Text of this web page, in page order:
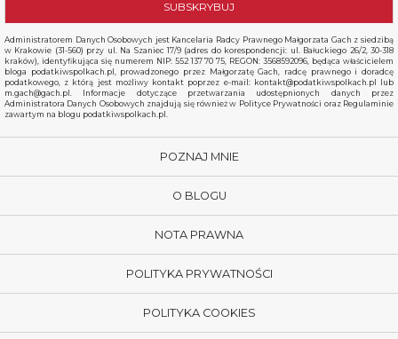
Administratorem Danych Osobowych jest Kancelaria Radcy Prawnego Małgorzata Gach z siedzibą
w Krakowie (31-560) przy ul. Na Szaniec 17/9 (adres do korespondencji: ul. Bałuckiego 26/2, 30-318
kraków), identyfikująca się numerem NIP: 552 137 70 75, REGON: 3568592096, będąca właścicielem
bloga podatkiwspolkach.pl, prowadzonego przez Małgorzatę Gach, radcę prawnego i doradcę
podatkowego, z którą jest możliwy kontakt poprzez e-mail: kontakt@podatkiwspolkach.pl lub
m.gach@gach.pl. Informacje dotyczące przetwarzania udostępnionych danych przez
Administratora Danych Osobowych znajdują się również w Polityce Prywatności oraz Regulaminie
zawartym na blogu podatkiwspolkach.pl.
POZNAJ MNIE
O BLOGU
NOTA PRAWNA
POLITYKA PRYWATNOŚCI
POLITYKA COOKIES